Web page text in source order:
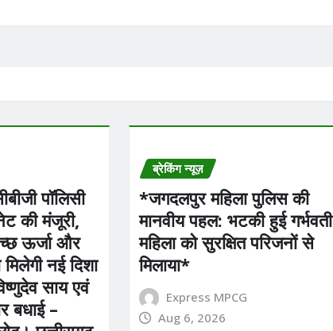
पॉलिसी
की मंजूरी,
ऊर्जा और
नई दिशा
साय एवं
बधाई –
ब्रेकिंग न्यूज़
*​जगदलपुर महिला पुलिस की
मानवीय पहल: भटकी हुई गर्भवती
महिला को सुरक्षित परिजनों से
मिलाया*
Express MPCG
Aug 6, 2026